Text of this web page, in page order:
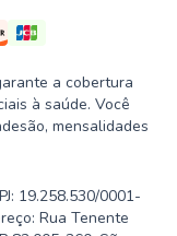
a cobertura
à saúde. Você
mensalidades
19.258.530/0001-
Rua Tenente